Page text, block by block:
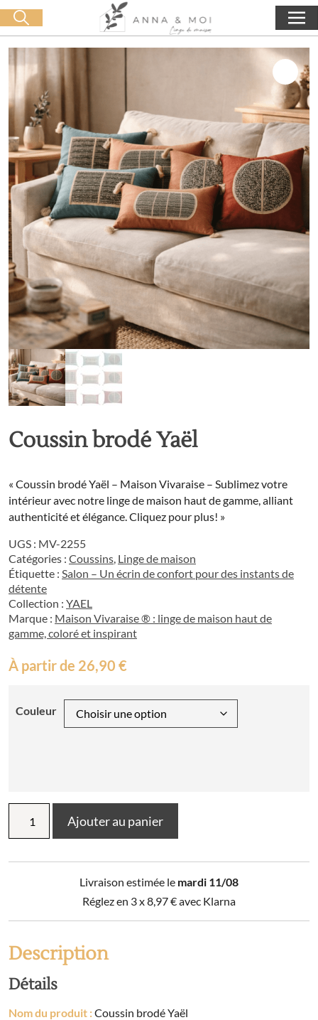
Livraison offerte dès 60€ d'achat 0,00€
Coussin brodé Yaël
« Coussin brodé Yaël – Maison Vivaraise – Sublimez votre
intérieur avec notre linge de maison haut de gamme, alliant
authenticité et élégance. Cliquez pour plus! »
UGS : MV-2255
Catégories : Coussins, Linge de maison
Étiquette : Salon – Un écrin de confort pour des instants de
détente
Collection : YAEL
Marque : Maison Vivaraise ® : linge de maison haut de
gamme, coloré et inspirant
À partir de 26,90 €
Couleur
Coussin
Ajouter au panier
Livraison estimée le mardi 11/08
Réglez en 3 x8,97€avec Klarna
Description
Détails
Nom du produit :Coussin brodé Yaël